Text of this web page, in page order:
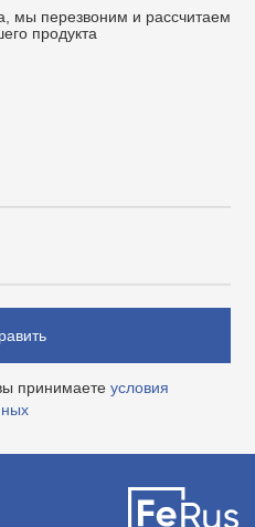
мы перезвоним и рассчитаем
продукта
принимаете условия